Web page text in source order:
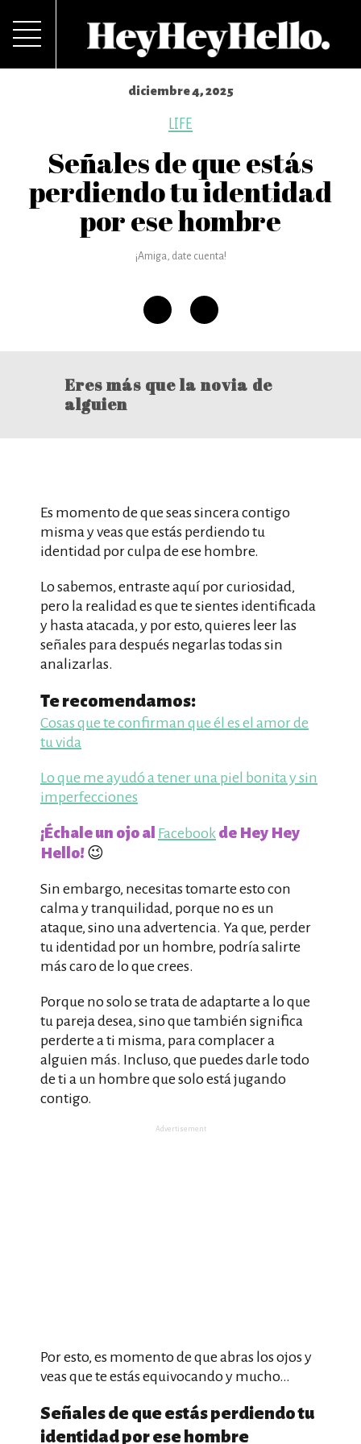
diciembre 4, 2025
LIFE
Señales de que estás
perdiendo tu identidad
por ese hombre
¡Amiga, date cuenta!
Eres más que la novia de
alguien
Es momento de que seas sincera contigo
misma y veas que estás perdiendo tu
identidad por culpa de ese hombre.
Lo sabemos, entraste aquí por curiosidad,
pero la realidad es que te sientes identificada
y hasta atacada, y por esto, quieres leer las
señales para después negarlas todas sin
analizarlas.
Te recomendamos:
Cosas que te confirman que él es el amor de
tu vida
Lo que me ayudó a tener una piel bonita y sin
imperfecciones
¡Échale un ojo al Facebook de Hey Hey
Hello! 😉
Sin embargo, necesitas tomarte esto con
calma y tranquilidad, porque no es un
ataque, sino una advertencia. Ya que, perder
tu identidad por un hombre, podría salirte
más caro de lo que crees.
Porque no solo se trata de adaptarte a lo que
tu pareja desea, sino que también significa
perderte a ti misma, para complacer a
alguien más. Incluso, que puedes darle todo
de ti a un hombre que solo está jugando
contigo.
Advertisement
Por esto, es momento de que abras los ojos y
veas que te estás equivocando y mucho…
Señales de que estás perdiendo tu
identidad por ese hombre